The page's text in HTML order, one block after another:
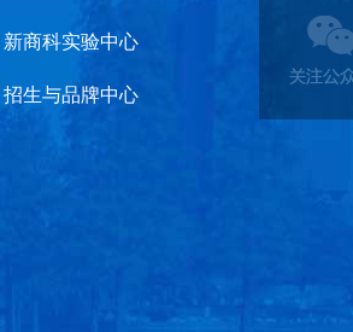
新商科实验中心
招生与品牌中心